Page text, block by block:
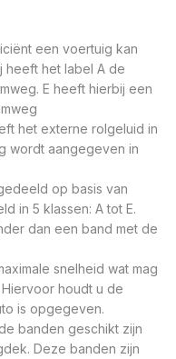
een voertuig kan
heeft het label A de
E heeft hierbij een
het externe rolgeluid in
wordt aangegeven in
op basis van
in 5 klassen: A tot E.
dan een band met de
snelheid wat mag
houdt u de
is opgegeven.
banden geschikt zijn
Deze banden zijn